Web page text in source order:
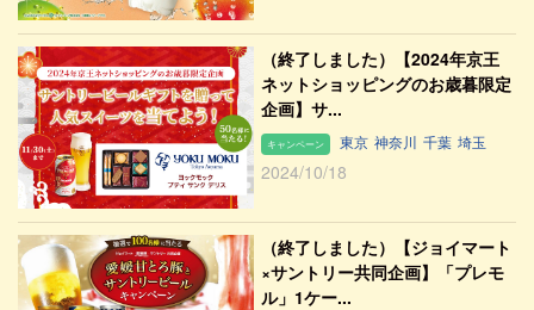
（終了しました）【2024年京王
ネットショッピングのお歳暮限定
企画】サ...
キャンペーン 東京 神奈川 千葉 埼玉
2024/10/18
（終了しました）【ジョイマート
×サントリー共同企画】「プレモ
ル」1ケー...